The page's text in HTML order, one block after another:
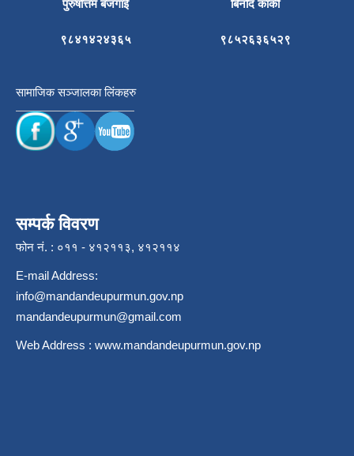
पुरुषोत्तम बजगाई बिनोद कार्की
९८४१४२४३६५ ९८५२६३६५२९
सामाजिक सञ्जालका लिंकहरु
सम्पर्क विवरण
फोन नं. : ०११ - ४१२११३, ४१२११४
E-mail Address:
info@mandandeupurmun.gov.np
mandandeupurmun@gmail.com
Web Address : www.mandandeupurmun.gov.np